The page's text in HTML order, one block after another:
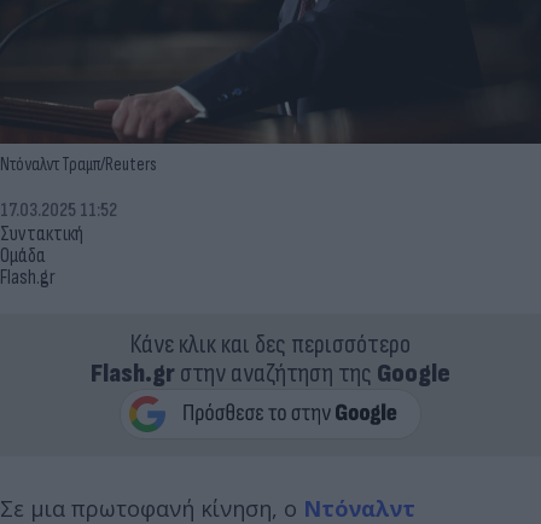
Ντόναλντ Τραμπ/Reuters
Συντακτική
Ομάδα
Flash.gr
17.03.2025 11:52
Κάνε κλικ και δες περισσότερο
Flash.grστην αναζήτηση της Google
Σε μια πρωτοφανή κίνηση, ο Ντόναλντ